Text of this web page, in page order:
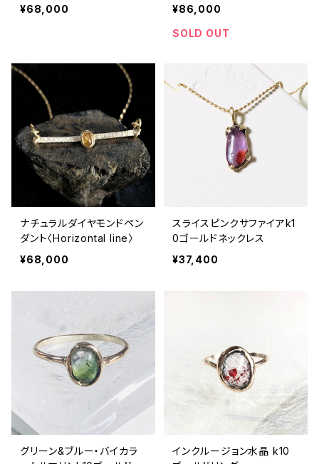
¥68,000
¥86,000
SOLD OUT
ナチュラルダイヤモンドペン
ダント〈Horizontal line〉
¥68,000
スライスピンクサファイアk1
0ゴールドネックレス
¥37,400
グリーン&ブルー・バイカラ
インクルージョン水晶 k10